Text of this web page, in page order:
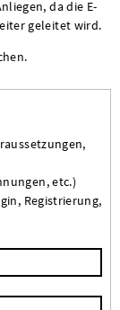
da die E-
geleitet wird.
etc.)
Registrierung,